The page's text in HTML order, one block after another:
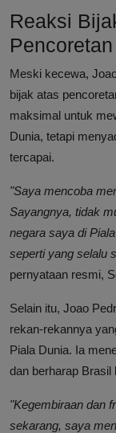
Reaksi
Meski kecewa,
bijak atas
maksimal untuk
Dunia, tetapi
tercapai.
"Saya mencoba
Sayangnya, tidak
negara saya di
seperti yang selalu
pernyataan resmi,
Selain itu, Joao
rekan-rekannya
Piala Dunia. Ia
dan berharap Brasil
"Kegembiraan dan
sekarang, saya